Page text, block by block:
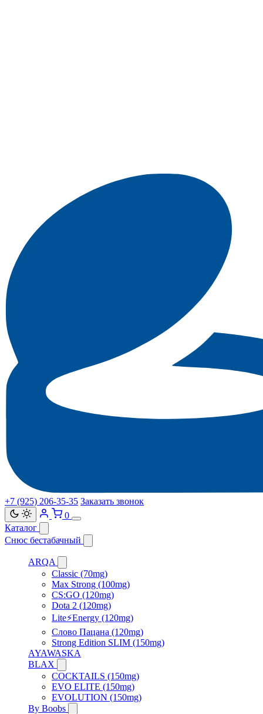
+7 (925) 206‑35‑35 Заказать звонок
0
Каталог
Снюс бестабачный
ARQA
Classic (70mg)
Max Strong (100mg)
CS:GO (120mg)
Dota 2 (120mg)
Lite⚡Energy (120mg)
Слово Пацана (120mg)
Strong Edition SLIM (150mg)
AYAWASKA
BLAX
COCKTAILS (150mg)
EVO ELITE (150mg)
EVOLUTION (150mg)
By Boobs